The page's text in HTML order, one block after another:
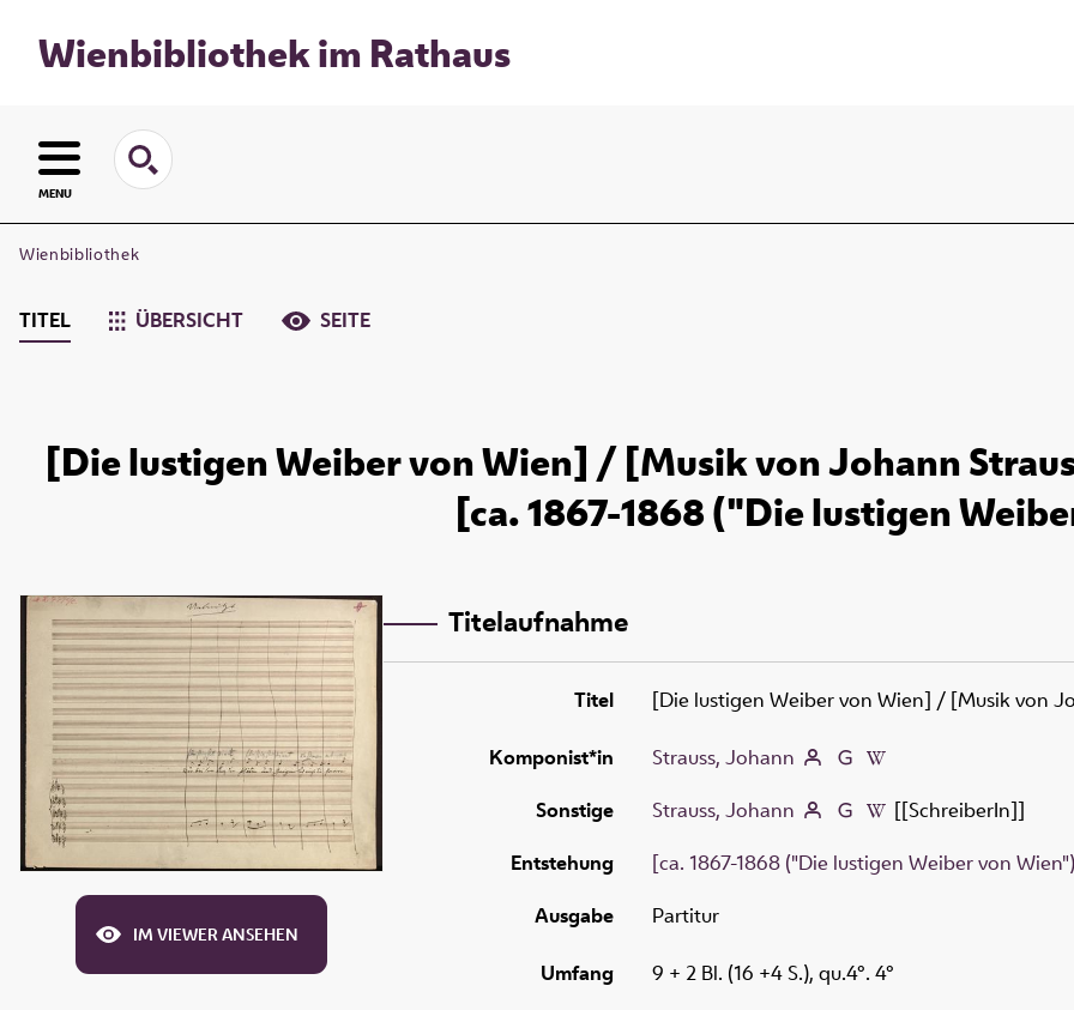
Wienbibliothek im Rathaus
MENU
Wienbibliothek
TITEL ÜBERSICHT SEITE
[Die lustigen Weiber von Wien] / [Musik von Johann
[ca. 1867-1868 ("Die lustigen
IM VIEWER ANSEHEN
Titelaufnahme
Titel [Die lustigen Weiber von Wien] / [Musik von
Komponist*in
Strauss, Johann
Sonstige
Strauss, Johann
[[SchreiberIn]]
Entstehung
[ca. 1867-1868 ("Die lustigen Weiber von
Ausgabe
Partitur
Umfang
9 + 2 Bl. (16 +4 S.), qu.4°. 4°